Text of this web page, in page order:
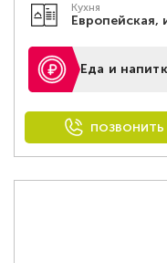
Кухня
Европейская,
Еда и
ПОЗВОНИТЬ